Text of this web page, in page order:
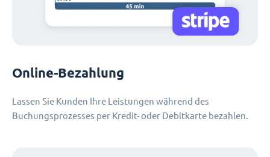
Online-Bezahlung
Lassen Sie Kunden Ihre Leistungen während des
Buchungsprozesses per Kredit- oder Debitkarte bezahlen.